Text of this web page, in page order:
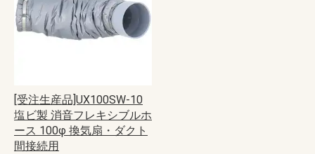
[受注生産品]UX100SW-10
塩ビ製 消音フレキシブルホ
ース 100φ 換気扇・ダクト
間接続用